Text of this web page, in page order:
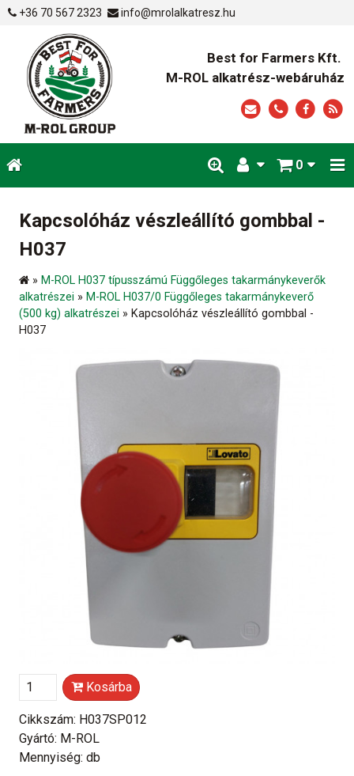
+36 70 567 2323 info@mrolalkatresz.hu
Best for Farmers Kft.
M-ROL alkatrész-webáruház
0
Kapcsolóház vészleállító gombbal -
H037
» M-ROL H037 típusszámú Függőleges takarmánykeverők
alkatrészei » M-ROL H037/0 Függőleges takarmánykeverő
(500 kg) alkatrészei » Kapcsolóház vészleállító gombbal -
H037
Kosárba
Cikkszám: H037SP012
Gyártó: M-ROL
Mennyiség: db